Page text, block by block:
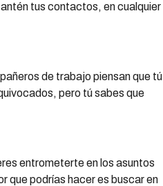
tus contactos, en cualquier
de trabajo piensan que tú
pero tú sabes que
entrometerte en los asuntos
que podrías hacer es buscar en